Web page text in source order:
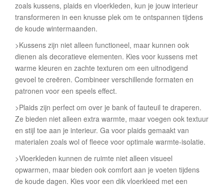
zoals kussens, plaids en vloerkleden, kun je jouw interieur
transformeren in een knusse plek om te ontspannen tijdens
de koude wintermaanden.
>Kussens zijn niet alleen functioneel, maar kunnen ook
dienen als decoratieve elementen. Kies voor kussens met
warme kleuren en zachte texturen om een uitnodigend
gevoel te creëren. Combineer verschillende formaten en
patronen voor een speels effect.
>Plaids zijn perfect om over je bank of fauteuil te draperen.
Ze bieden niet alleen extra warmte, maar voegen ook textuur
en stijl toe aan je interieur. Ga voor plaids gemaakt van
materialen zoals wol of fleece voor optimale warmte-isolatie.
>Vloerkleden kunnen de ruimte niet alleen visueel
opwarmen, maar bieden ook comfort aan je voeten tijdens
de koude dagen. Kies voor een dik vloerkleed met een